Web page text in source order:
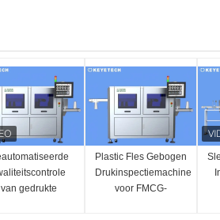
van gedrukte
Plastic Fles Gebogen
Drukinspectiemachine
voor FMCG-